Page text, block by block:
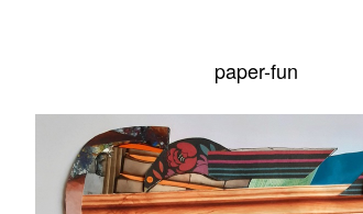
paper-fun